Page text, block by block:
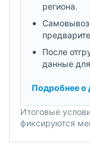
региона.
После
данные
Подробнее о
Итоговые
фиксируются